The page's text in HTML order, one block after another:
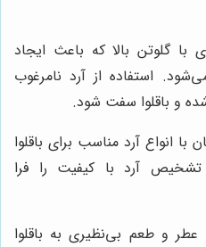
با گلوتن بالا که باعث ایجاد
استفاده از آرد نامرغوب
و باقلوا سفت شود.
با انواع آرد مناسب برای باقلوا
آرد با کیفیت را فرا
عطر و طعم بی‌نظیری به باقلوا